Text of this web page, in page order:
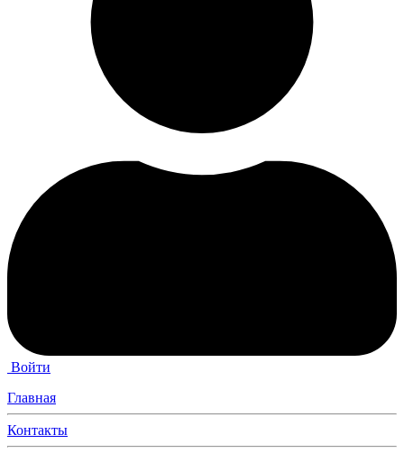
Войти
Главная
Контакты